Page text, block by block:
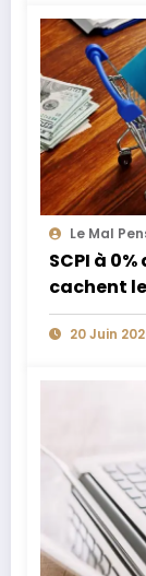
Le Mal
SCPI à
cachent
20 Juin